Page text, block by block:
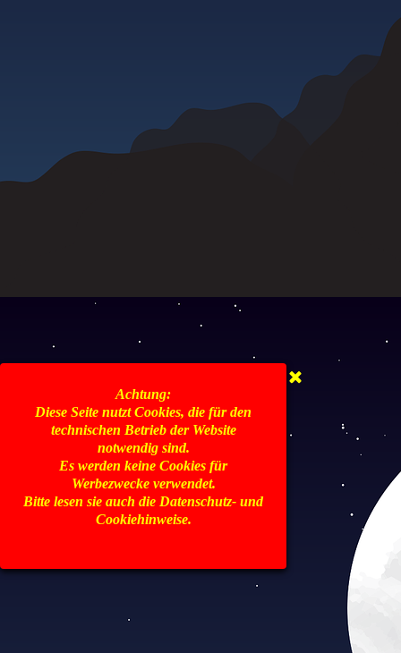
Achtung:
Diese Seite nutzt Cookies, die für den
technischen Betrieb der Website
notwendig sind.
Es werden keine Cookies für
Werbezwecke verwendet.
Bitte lesen sie auch die Datenschutz- und
Cookiehinweise.